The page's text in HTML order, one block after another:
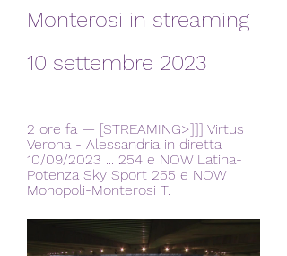
Monterosi in streaming
10 settembre 2023
2 ore fa — [STREAMING>]]] Virtus
Verona - Alessandria in diretta
10/09/2023 ... 254 e NOW Latina-
Potenza Sky Sport 255 e NOW
Monopoli-Monterosi T.